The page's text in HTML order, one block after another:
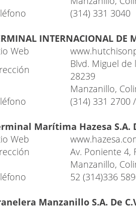
(314) 331 3040
INTERNACIONAL DE
Web
Blvd. Miguel de
28239
Manzanillo,
(314) 331 2700
Marítima Hazesa S.A.
Web
Av. Poniente 4,
Manzanillo,
52 (314)336
Manzanillo S.A. De